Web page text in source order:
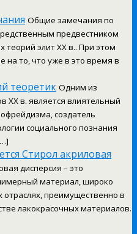
Общие замечания по
предвестником
теорий элит XX в.. При этом
на то, что уже в это время в
теоретик Одним из
XX в. является влиятельный
создатель
социального познания
Стирол акриловая
дисперсия – это
материал, широко
преимущественно в
лакокрасочных материалов.